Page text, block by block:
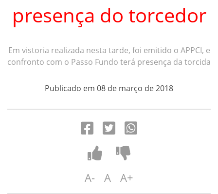
presença do torcedor
Em vistoria realizada nesta tarde, foi emitido o APPCI, e
confronto com o Passo Fundo terá presença da torcida
Publicado em 08 de março de 2018
A- A A+